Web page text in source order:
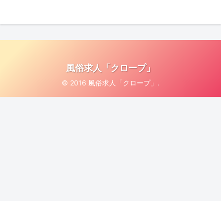
風俗求人「クロープ」
© 2016 風俗求人「クロープ」.